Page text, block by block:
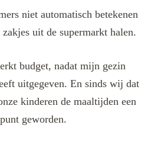
niet automatisch betekenen
uit de supermarkt halen.
budget, nadat mijn gezin
uitgegeven. En sinds wij dat
kinderen de maaltijden een
geworden.